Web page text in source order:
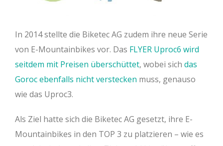
In 2014 stellte die Biketec AG zudem ihre neue Serie
von E-Mountainbikes vor. Das FLYER Uproc6 wird
seitdem mit Preisen überschüttet, wobei sich das
Goroc ebenfalls nicht verstecken muss, genauso
wie das Uproc3.
Als Ziel hatte sich die Biketec AG gesetzt, ihre E-
Mountainbikes in den TOP 3 zu platzieren – wie es